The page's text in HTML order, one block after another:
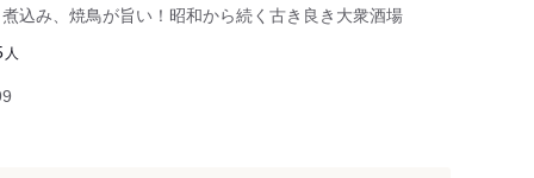
込み、焼鳥が旨い！昭和から続く古き良き大衆酒場
人